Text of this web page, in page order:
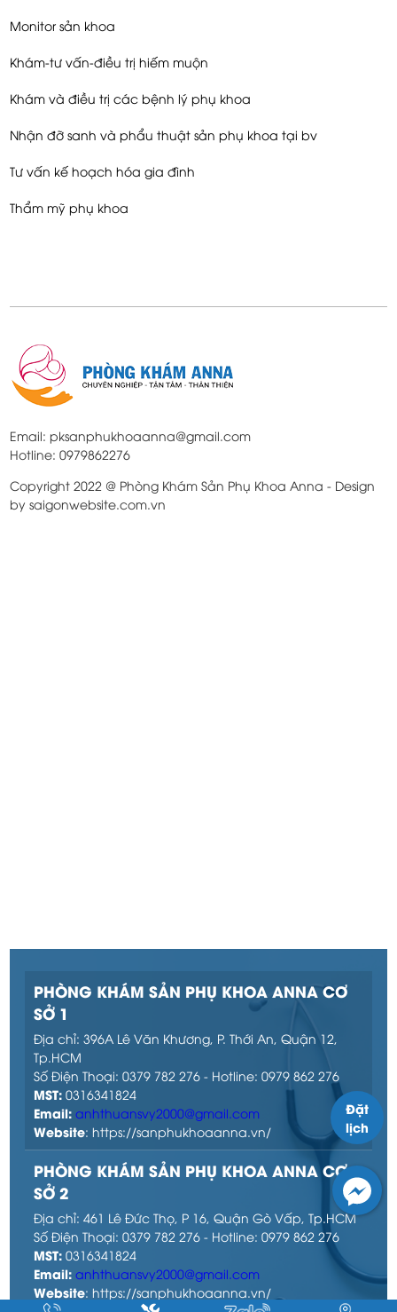
Monitor sản khoa
Khám-tư vấn-điều trị hiếm muộn
Khám và điều trị các bệnh lý phụ khoa
Nhận đỡ sanh và phẩu thuật sản phụ khoa tại bv
Tư vấn kế hoạch hóa gia đình
Thẩm mỹ phụ khoa
Email: pksanphukhoaanna@gmail.com
Hotline: 0979862276
Copyright 2022 @ Phòng Khám Sản Phụ Khoa Anna - Design
by saigonwebsite.com.vn
PHÒNG KHÁM SẢN PHỤ KHOA ANNA CƠ
SỞ 1
Địa chỉ: 396A Lê Văn Khương, P. Thới An, Quận 12,
Tp.HCM
Số Điện Thoại: 0379 782 276 - Hotline: 0979 862 276
MST:0316341824
Email:anhthuansvy2000@gmail.com
Website: https://sanphukhoaanna.vn/
PHÒNG KHÁM SẢN PHỤ KHOA ANNA CƠ
SỞ 2
Địa chỉ: 461 Lê Đức Thọ, P 16, Quận Gò Vấp, Tp.HCM
Số Điện Thoại: 0379 782 276 - Hotline: 0979 862 276
MST:0316341824
Email:anhthuansvy2000@gmail.com
Website: https://sanphukhoaanna.vn/
Đặt
lịch